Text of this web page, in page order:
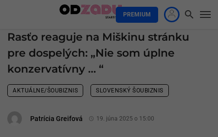
PREMIUM
Rasťo reaguje na Miškinu stránku
pre dospelých: „Nie som úplne
konzervatívny … “
AKTUÁLNE/ŠOUBIZNIS SLOVENSKÝ ŠOUBIZNIS
Patrícia Greifová 19. júna 2025 o 15:00